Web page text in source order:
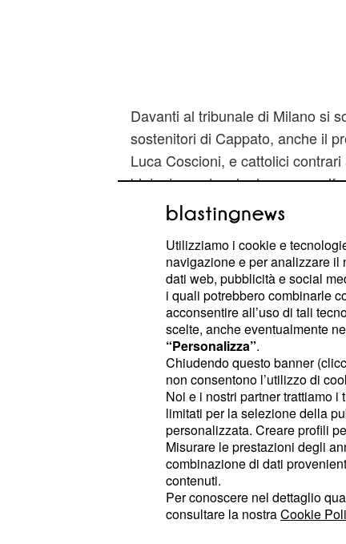
Davanti al tribunale di Milano si
sostenitori di Cappato, anche il
Luca Coscioni, e cattolici
biotestamento, che hanno
radicale esponendo cartelli del
Satana". Il processo si prevede
all'autodenuncia di Cappato alle
rientro dalla Svizzera, dove
morire, assistito dai medici
Ieri quindi sono state chieste
aula tutti i video registrati da Dj
dell'intervista rilasciata lo
trasmissioneLe Iene, in cui
Golia di provare a vivere una
sfidandolo a resistere, ma
meno di un giorno.
Utilizziamo i cookie e
navigazione e per analizzare il
dati web, pubblicità e social
i quali potrebbero combinarle
acconsentire all’uso di tali
scelte, anche eventualmente
“Personalizza”.
Chiudendo questo banner
non consentono l’utilizzo di
Noi e i nostri partner trattiamo
limitati per la selezione della
personalizzata. Creare profili
Misurare le prestazioni degli
combinazione di dati
contenuti.
Per conoscere nel dettaglio
consultare la nostraCookie